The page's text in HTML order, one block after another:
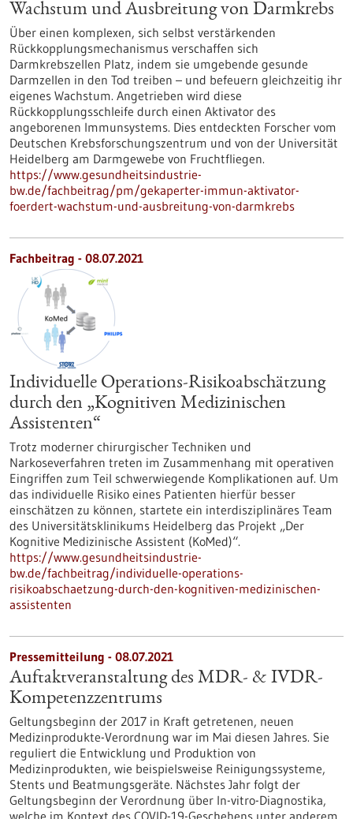
Wachstum und Ausbreitung von Darmkrebs
Über einen komplexen, sich selbst verstärkenden
Rückkopplungsmechanismus verschaffen sich
Darmkrebszellen Platz, indem sie umgebende gesunde
Darmzellen in den Tod treiben – und befeuern gleichzeitig ihr
eigenes Wachstum. Angetrieben wird diese
Rückkopplungsschleife durch einen Aktivator des
angeborenen Immunsystems. Dies entdeckten Forscher vom
Deutschen Krebsforschungszentrum und von der Universität
Heidelberg am Darmgewebe von Fruchtfliegen.
https://www.gesundheitsindustrie-
bw.de/fachbeitrag/pm/gekaperter-immun-aktivator-
foerdert-wachstum-und-ausbreitung-von-darmkrebs
Fachbeitrag - 08.07.2021
Individuelle Operations-Risikoabschätzung
durch den „Kognitiven Medizinischen
Assistenten“
Trotz moderner chirurgischer Techniken und
Narkoseverfahren treten im Zusammenhang mit operativen
Eingriffen zum Teil schwerwiegende Komplikationen auf. Um
das individuelle Risiko eines Patienten hierfür besser
einschätzen zu können, startete ein interdisziplinäres Team
des Universitätsklinikums Heidelberg das Projekt „Der
Kognitive Medizinische Assistent (KoMed)“.
https://www.gesundheitsindustrie-
bw.de/fachbeitrag/individuelle-operations-
risikoabschaetzung-durch-den-kognitiven-medizinischen-
assistenten
Pressemitteilung - 08.07.2021
Auftaktveranstaltung des MDR- & IVDR-
Kompetenzzentrums
Geltungsbeginn der 2017 in Kraft getretenen, neuen
Medizinprodukte-Verordnung war im Mai diesen Jahres. Sie
reguliert die Entwicklung und Produktion von
Medizinprodukten, wie beispielsweise Reinigungssysteme,
Stents und Beatmungsgeräte. Nächstes Jahr folgt der
Geltungsbeginn der Verordnung über In-vitro-Diagnostika,
welche im Kontext des COVID-19-Geschehens unter anderem